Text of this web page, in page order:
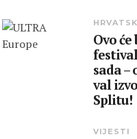
Ovo
sada
val
Splitu!
VIJESTI